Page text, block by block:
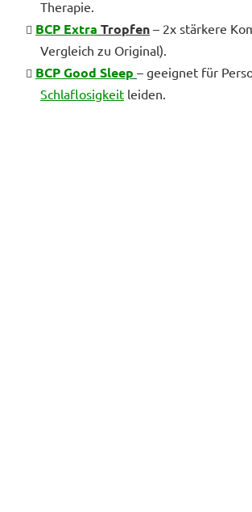
Therapie.
BCP Extra Tropfen – 2x stärkere
Vergleich zu Original).
BCP Good Sleep – geeignet für
Schlaflosigkeit leiden.